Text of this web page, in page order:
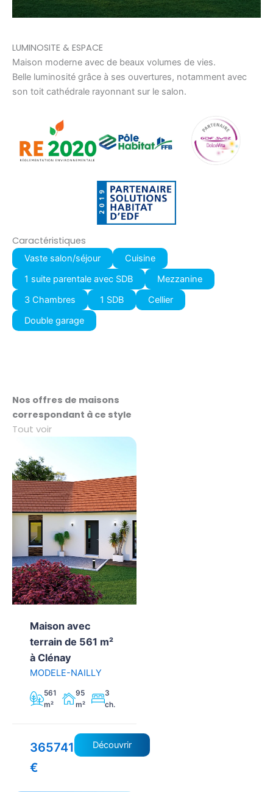
LUMINOSITE & ESPACE
Maison moderne avec de beaux volumes de vies.
Belle luminosité grâce à ses ouvertures, notamment avec
son toit cathédrale rayonnant sur le salon.
Caractéristiques
Vaste salon/séjour
Cuisine
1 suite parentale avec SDB
Mezzanine
3 Chambres
1 SDB
Cellier
Double garage
Nos offres de maisons
correspondant à ce style
Tout voir
Maison avec
terrain de 561 m²
à Clénay
MODELE-NAILLY
561
m²
95
m²
3
ch.
365741
€
Découvrir